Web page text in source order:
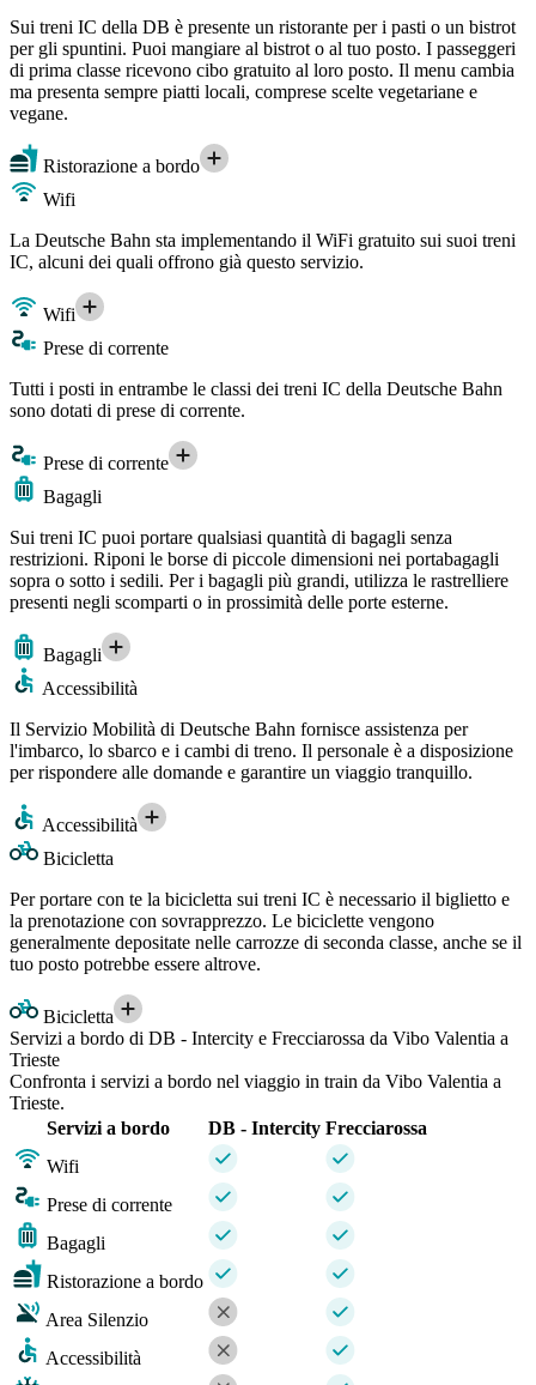
Sui treni IC della DB è presente un ristorante per i pasti o un bistrot
per gli spuntini. Puoi mangiare al bistrot o al tuo posto. I passeggeri
di prima classe ricevono cibo gratuito al loro posto. Il menu cambia
ma presenta sempre piatti locali, comprese scelte vegetariane e
vegane.
Ristorazione a bordo
Wifi
La Deutsche Bahn sta implementando il WiFi gratuito sui suoi treni
IC, alcuni dei quali offrono già questo servizio.
Wifi
Prese di corrente
Tutti i posti in entrambe le classi dei treni IC della Deutsche Bahn
sono dotati di prese di corrente.
Prese di corrente
Bagagli
Sui treni IC puoi portare qualsiasi quantità di bagagli senza
restrizioni. Riponi le borse di piccole dimensioni nei portabagagli
sopra o sotto i sedili. Per i bagagli più grandi, utilizza le rastrelliere
presenti negli scomparti o in prossimità delle porte esterne.
Bagagli
Accessibilità
Il Servizio Mobilità di Deutsche Bahn fornisce assistenza per
l'imbarco, lo sbarco e i cambi di treno. Il personale è a disposizione
per rispondere alle domande e garantire un viaggio tranquillo.
Accessibilità
Bicicletta
Per portare con te la bicicletta sui treni IC è necessario il biglietto e
la prenotazione con sovrapprezzo. Le biciclette vengono
generalmente depositate nelle carrozze di seconda classe, anche se il
tuo posto potrebbe essere altrove.
Bicicletta
Servizi a bordo di DB - Intercity e Frecciarossa da Vibo Valentia a
Trieste
Confronta i servizi a bordo nel viaggio in train da Vibo Valentia a
Trieste.
Servizi a bordo
DB - Intercity Frecciarossa
Wifi
Prese di corrente
Bagagli
Ristorazione a bordo
Area Silenzio
Accessibilità